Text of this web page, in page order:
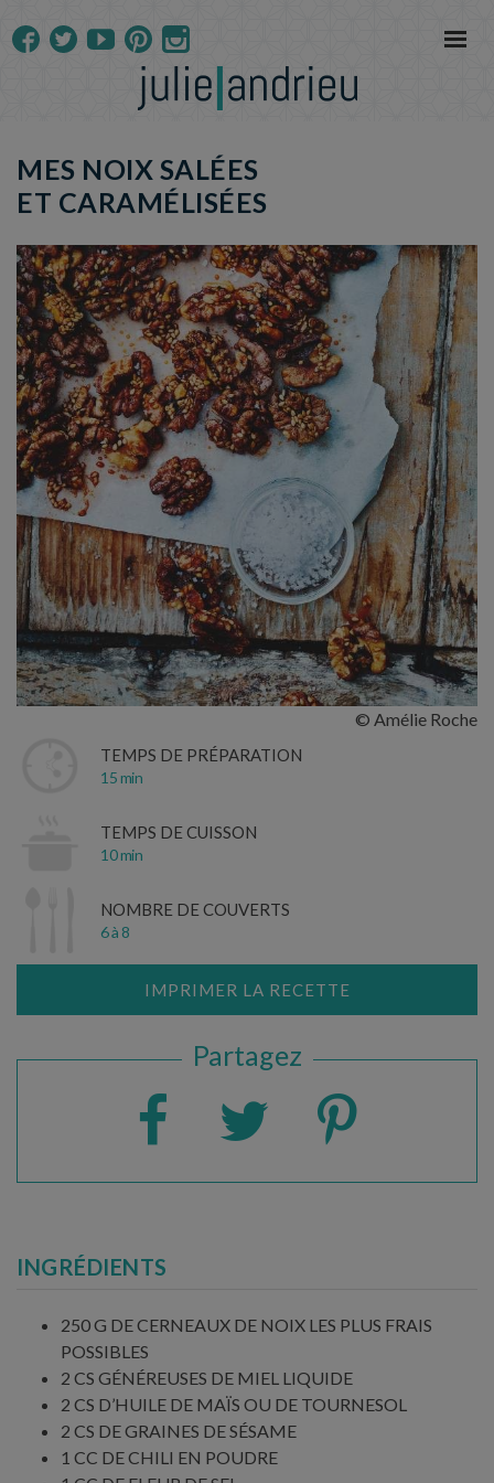
MES NOIX SALÉES
ET CARAMÉLISÉES
© Amélie Roche
TEMPS DE PRÉPARATION
15 min
TEMPS DE CUISSON
10 min
NOMBRE DE COUVERTS
6 à 8
IMPRIMER LA RECETTE
Partagez
INGRÉDIENTS
250 G DE CERNEAUX DE NOIX LES PLUS FRAIS
POSSIBLES
2 CS GÉNÉREUSES DE MIEL LIQUIDE
2 CS D’HUILE DE MAÏS OU DE TOURNESOL
2 CS DE GRAINES DE SÉSAME
1 CC DE CHILI EN POUDRE